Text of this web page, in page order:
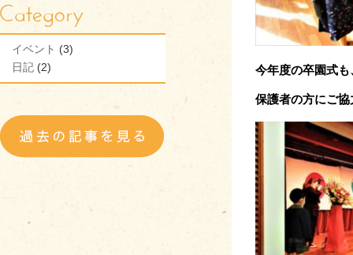
イベント (3)
日記 (2) 今年度の卒園式
保護者の方にご